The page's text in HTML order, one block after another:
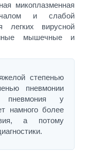
микоплазменная
и слабой
легких вирусной
мышечные и
степенью
пневмонии
пневмония у
намного более
а потому